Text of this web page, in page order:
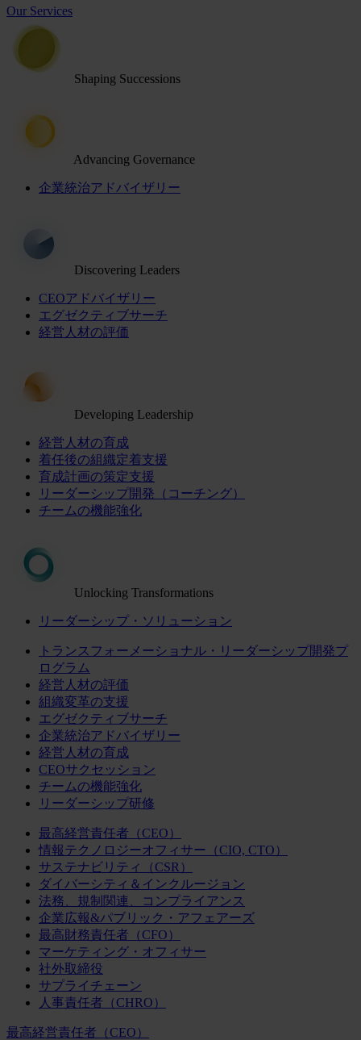
Our Services
Shaping Successions
Advancing Governance
企業統治アドバイザリー
Discovering Leaders
CEOアドバイザリー
エグゼクティブサーチ
経営人材の評価
Developing Leadership
経営人材の育成
着任後の組織定着支援
育成計画の策定支援
リーダーシップ開発（コーチング）
チームの機能強化
Unlocking Transformations
リーダーシップ・ソリューション
トランスフォーメーショナル・リーダーシップ開発プ
ログラム
経営人材の評価
組織変革の支援
エグゼクティブサーチ
企業統治アドバイザリー
経営人材の育成
CEOサクセッション
チームの機能強化
リーダーシップ研修
最高経営責任者（CEO）
情報テクノロジーオフィサー（CIO, CTO）
サステナビリティ（CSR）
ダイバーシティ＆インクルージョン
法務、規制関連、コンプライアンス
企業広報&パブリック・アフェアーズ
最高財務責任者（CFO）
マーケティング・オフィサー
社外取締役
サプライチェーン
人事責任者（CHRO）
最高経営責任者（CEO）